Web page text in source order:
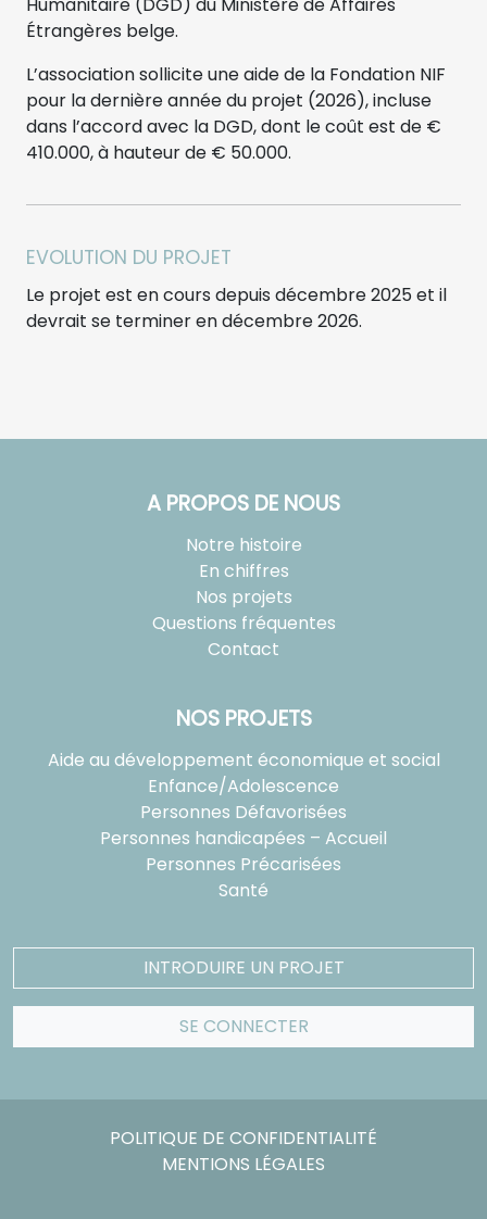
Étrangères belge.
L’association sollicite une aide de la Fondation NIF
pour la dernière année du projet (2026), incluse
dans l’accord avec la DGD, dont le coût est de €
410.000, à hauteur de € 50.000.
EVOLUTION DU PROJET
Le projet est en cours depuis décembre 2025 et il
devrait se terminer en décembre 2026.
A PROPOS DE NOUS
Notre histoire
En chiffres
Nos projets
Questions fréquentes
Contact
NOS PROJETS
Aide au développement économique et social
Enfance/Adolescence
Personnes Défavorisées
Personnes handicapées – Accueil
Personnes Précarisées
Santé
INTRODUIRE UN PROJET
SE CONNECTER
POLITIQUE DE CONFIDENTIALITÉ
MENTIONS LÉGALES